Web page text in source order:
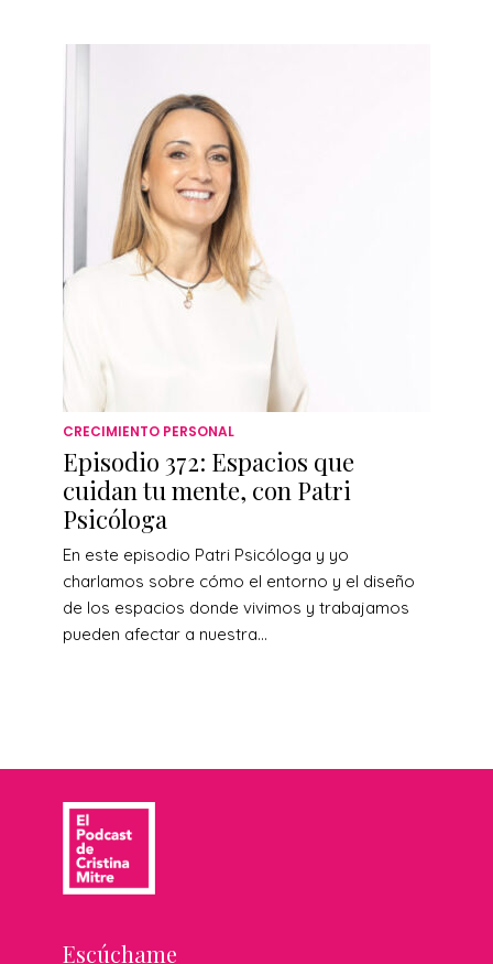
CRECIMIENTO PERSONAL
Episodio 372: Espacios que
cuidan tu mente, con Patri
Psicóloga
En este episodio Patri Psicóloga y yo
charlamos sobre cómo el entorno y el diseño
de los espacios donde vivimos y trabajamos
pueden afectar a nuestra...
Escúchame